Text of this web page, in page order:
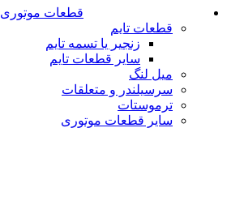
قطعات موتوری
قطعات تایم
زنجیر یا تسمه تایم
سایر قطعات تایم
میل لنگ
سرسیلندر و متعلقات
ترموستات
سایر قطعات موتوری